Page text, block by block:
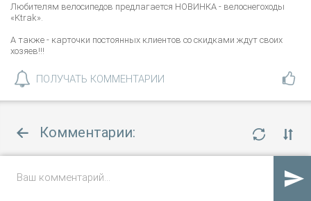
Любителям велосипедов предлагается НОВИНКА - велоснегоходы
«Ktrak».
А также - карточки постоянных клиентов со скидками ждут своих
хозяев!!!
ПОЛУЧАТЬ КОММЕНТАРИИ
Комментарии:
